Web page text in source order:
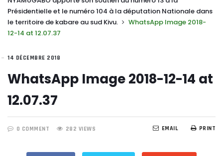
Présidentielle et le numéro 104 à la députation Nationale dans
le territoire de kabare au sud Kivu.
WhatsApp Image 2018-
12-14 at 12.07.37
14 DÉCEMBRE 2018
WhatsApp Image 2018-12-14 at
12.07.37
0 COMMENT 282 VIEWS PRINT
EMAIL